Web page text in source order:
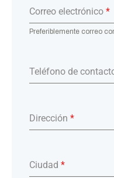
Correo electrónico *
Preferiblemente correo
Teléfono de
Dirección *
Ciudad *